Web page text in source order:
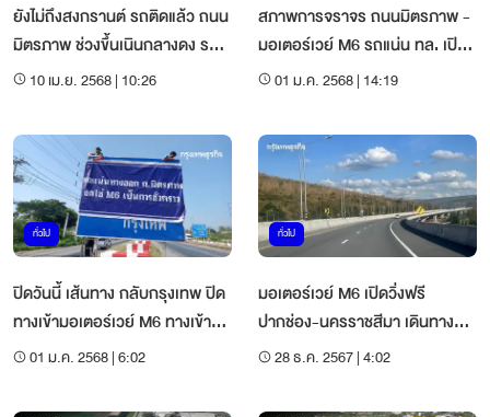
ยังไม่ถึงสงกรานต์ รถติดแล้ว ถนน
มิตรภาพ ช่วงขึ้นเนินกลางดง รถ
เยอะ10 เม.ย. 2568 | 10:26
สภาพการจราจร ถนนมิตรภาพ -
มอเตอร์เวย์ M6 รถแน่น ทล. เปิด
ช่องพิเศษเร่งระบายรถ
01 ม.ค. 2568 | 14:19
ทั่วไป
ปิดวันนี้ เส้นทาง กลับกรุงเทพ ปิด
ทางเข้ามอเตอร์เวย์ M6 ทางเข้า
ด่านสีคิ้ว
01 ม.ค. 2568 | 6:02
ทั่วไป
มอเตอร์เวย์ M6 เปิดวิ่งฟรี
ปากช่อง-นครราชสีมา เดินทาง
กรุงเทพ ดูจุดเข้า-ออก
28 ธ.ค. 2567 | 4:02